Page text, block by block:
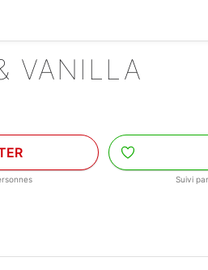
VANILLA
Suivi par